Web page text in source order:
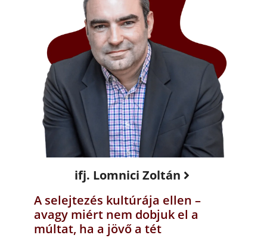
ifj. Lomnici Zoltán
A selejtezés kultúrája ellen –
avagy miért nem dobjuk el a
múltat, ha a jövő a tét